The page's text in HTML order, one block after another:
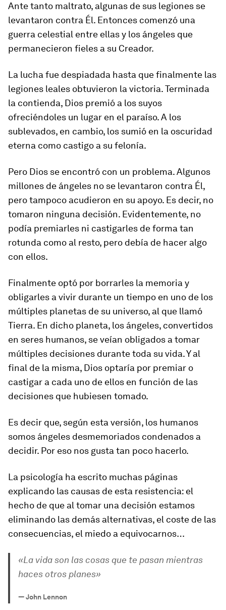
Ante tanto maltrato, algunas de sus legiones se
levantaron contra Él. Entonces comenzó una
guerra celestial entre ellas y los ángeles que
permanecieron fieles a su Creador.
La lucha fue despiadada hasta que finalmente las
legiones leales obtuvieron la victoria. Terminada
la contienda, Dios premió a los suyos
ofreciéndoles un lugar en el paraíso. A los
sublevados, en cambio, los sumió en la oscuridad
eterna como castigo a su felonía.
Pero Dios se encontró con un problema. Algunos
millones de ángeles no se levantaron contra Él,
pero tampoco acudieron en su apoyo. Es decir, no
tomaron ninguna decisión. Evidentemente, no
podía premiarles ni castigarles de forma tan
rotunda como al resto, pero debía de hacer algo
con ellos.
Finalmente optó por borrarles la memoria y
obligarles a vivir durante un tiempo en uno de los
múltiples planetas de su universo, al que llamó
Tierra. En dicho planeta, los ángeles, convertidos
en seres humanos, se veían obligados a tomar
múltiples decisiones durante toda su vida. Y al
final de la misma, Dios optaría por premiar o
castigar a cada uno de ellos en función de las
decisiones que hubiesen tomado.
Es decir que, según esta versión, los humanos
somos ángeles desmemoriados condenados a
decidir. Por eso nos gusta tan poco hacerlo.
La psicología ha escrito muchas páginas
explicando las causas de esta resistencia: el
hecho de que al tomar una decisión estamos
eliminando las demás alternativas, el coste de las
consecuencias, el miedo a equivocarnos…
«La vida son las cosas que te pasan mientras
haces otros planes»
—John Lennon